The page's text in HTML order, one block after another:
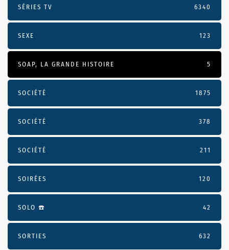
SÉRIES TV 6340
SEXE 123
SOAP, LA GRANDE HISTOIRE 5
SOCIÉTÉ 1875
SOCIÉTÉ 378
SOCIÉTÉ 211
SOIRÉES 120
SOLO ☎️ 42
SORTIES 632